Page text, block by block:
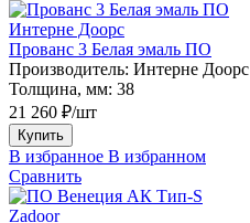
Интерне Доорс
Прованс 3 Белая эмаль ПО
Производитель: Интерне Доорс
Толщина, мм: 38
21 260 ₽/шт
Купить
В избранное В избранном
Сравнить
Zadoor